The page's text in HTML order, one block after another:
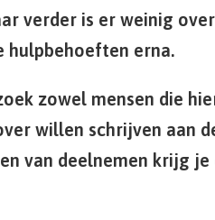
verder is er weinig
hulpbehoeften erna.
zowel mensen die
willen schrijven aan
van deelnemen krijg